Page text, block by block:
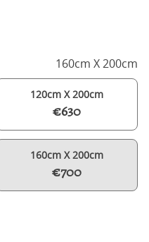
160cm X 200cm
120cm X 200cm
€630
160cm X 200cm
€700